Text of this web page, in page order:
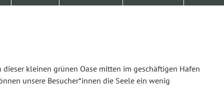
dieser kleinen grünen Oase mitten im geschäftigen Hafen
unsere Besucher*innen die Seele ein wenig